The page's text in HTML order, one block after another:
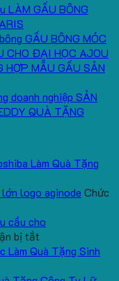
LÀM GẤU BÔNG
GẤU BÔNG MÓC
CHO ĐẠI HỌC AJOU
HỢP MẪU GẤU SẢN
SẢN
QUÀ TẶNG
Làm Quà Tặng
logo aginode Chức
cầu cho
bị tắt
Quà
Làm Quà Tặng Sinh